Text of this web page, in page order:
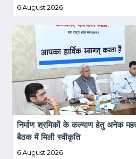
6 August 2026
निर्माण श्रमिकों के कल्याण हेतु अनेक
बैठक में मिली स्वीकृति
6 August 2026